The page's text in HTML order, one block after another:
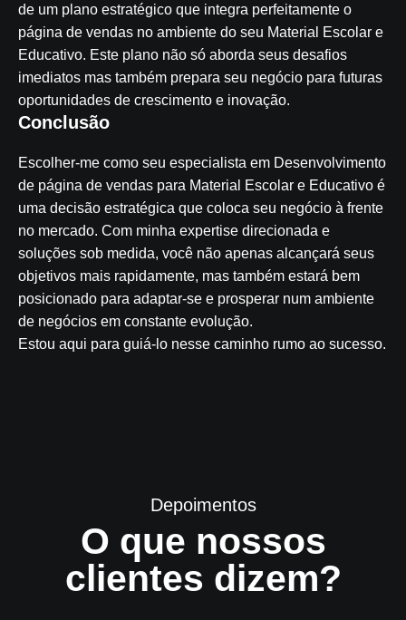
de um plano estratégico que integra perfeitamente o
página de vendas no ambiente do seu Material Escolar e
Educativo. Este plano não só aborda seus desafios
imediatos mas também prepara seu negócio para futuras
oportunidades de crescimento e inovação.
Conclusão
Escolher-me como seu especialista em Desenvolvimento
de página de vendas para Material Escolar e Educativo é
uma decisão estratégica que coloca seu negócio à frente
no mercado. Com minha expertise direcionada e
soluções sob medida, você não apenas alcançará seus
objetivos mais rapidamente, mas também estará bem
posicionado para adaptar-se e prosperar num ambiente
de negócios em constante evolução.
Estou aqui para guiá-lo nesse caminho rumo ao sucesso.
Depoimentos
O que nossos
clientes dizem?